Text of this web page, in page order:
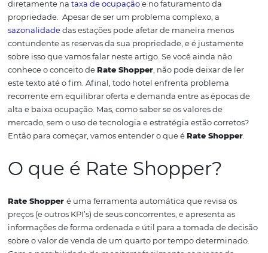
mais assertiva, que traga crescimento efetivo para o
setor hoteleiro não é diferente. Alterar o valor das tarifas
acordo com a instabilidade do mercado já é um hábito
gestores desse segmento. Contudo, nem sempre as
são realizadas da maneira mais adequada, impactando
diretamente na taxa de ocupaçãoe no faturamento da
Apesar de ser um problema complexo, a
sazonalidade
das estações pode afetar de maneira
contundente as reservas da sua propriedade, e é
conhece o conceito deRate Shopper , não pode deixar
este texto até o fim. Afinal, todo hotel enfrenta
recorrente em equilibrar oferta e demanda entre as
alta e baixa ocupação. Mas, como saber se os valores de
mercado, sem o uso de tecnologia e estratégia estão
Então para começar, vamos entender o que éRate